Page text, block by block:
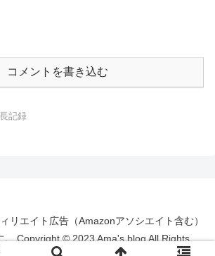
コメントを書き込む
記録
リエイト広告（Amazonアソシエイト含む）
。 Copyright © 2023 Ama's blog All Rights